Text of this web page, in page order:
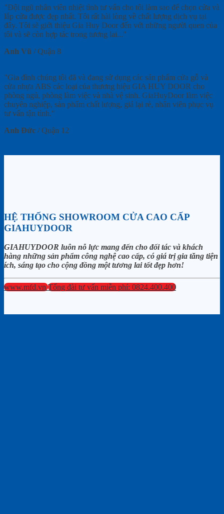
"Đội ngũ nhân viên nhiệt tình tư vấn cho tôi làm sao để chọn cửa và
lắp cửa được đẹp nhất. Tôi rất hài lòng về chất lượng dịch vụ tại
đây. Tôi sẽ giới thiệu Gia Huy Door đến với những người quen của
tôi và sẽ còn hợp tác trong tương lai..."
Anh Vũ /Quận 8
"Gia đình chúng tôi đã và đang sử dụng các sản phẩm cửa gỗ và
cửa nhựa ABS các loại của thương hiệu GIA HUY DOOR cho
phòng ngủ, phòng làm việc và nhà vệ sinh. GiaHuyDoor làm việc
chuyên nghiệp, sản phẩm chất lượng, giá lại rẻ, nhân viên phục vụ
tư vấn tận tình."
Anh Đức /Quận 12
HỆ THỐNG SHOWROOM CỬA CAO CẤP
GIAHUYDOOR
GIAHUYDOOR luôn nỗ lực mang đến cho đối tác và khách
hàng những sản phẩm công nghệ cao cấp, có giá trị gia tăng tiện
ích, sáng tạo cho cộng đồng một tương lai tốt đẹp hơn!
www.mfd.vn Tổng đài tư vấn miễn phí: 0824.400.400